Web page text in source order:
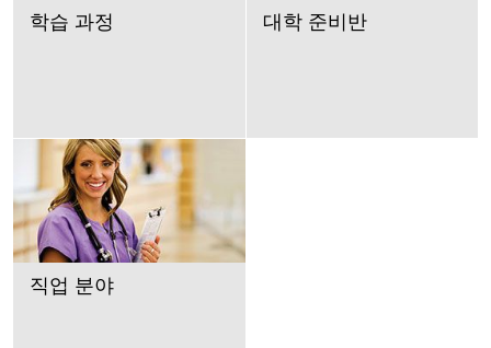
학습 과정 대학 준비반
직업 분야